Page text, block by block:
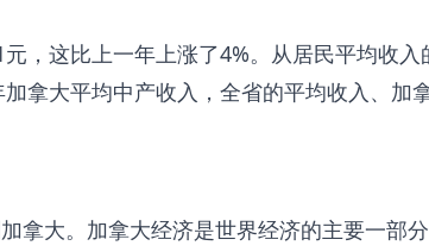
，这比上一年上涨了4%。从居民平均收入
拿大平均中产收入，全省的平均收入、加
拿大。加拿大经济是世界经济的主要一部